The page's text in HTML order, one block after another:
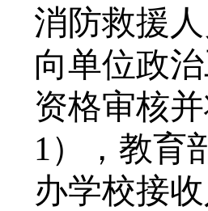
消防救援
向单位政
资格审核
1），教育
办学校接